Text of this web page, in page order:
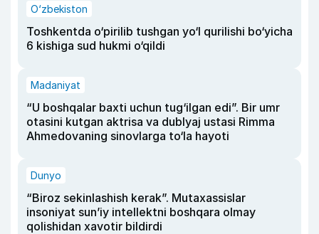
O‘zbekiston
Toshkentda o‘pirilib tushgan yo‘l qurilishi bo‘yicha
6 kishiga sud hukmi o‘qildi
Madaniyat
“U boshqalar baxti uchun tug‘ilgan edi”. Bir umr
otasini kutgan aktrisa va dublyaj ustasi Rimma
Ahmedovaning sinovlarga to‘la hayoti
Dunyo
“Biroz sekinlashish kerak”. Mutaxassislar
insoniyat sun’iy intellektni boshqara olmay
qolishidan xavotir bildirdi